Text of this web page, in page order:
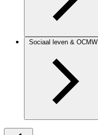
Sociaal leven & OCMW